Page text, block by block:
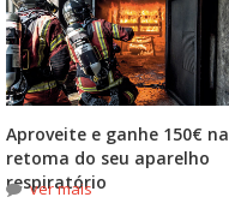
Aproveite e ganhe 150€ na
retoma do seu aparelho
respiratório
ver mais